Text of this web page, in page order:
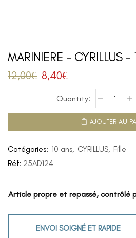
MARINIERE – CYRILLUS –
12,00€ 8,40€
AJOUTER AU
Catégories: 10 ans, CYRILLUS, Fille
Réf: 25AD124
Article propre et repassé, contrôlé
ENVOI SOIGNÉ ET RAPIDE